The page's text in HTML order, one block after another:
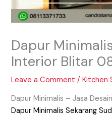
Dapur
Interior Blitar
Leave a Comment /Kitchen
Dapur Minimalis – Jasa
Dapur Minimalis Sekarang